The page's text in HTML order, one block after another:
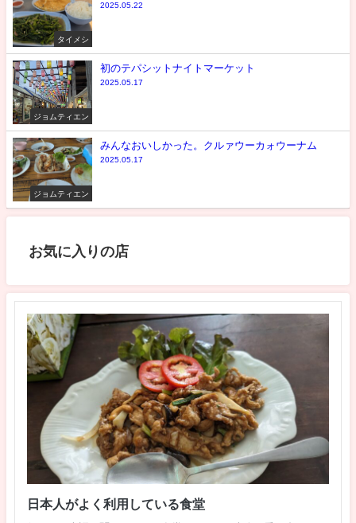
タイメシ
2025.05.22
ジョムティエン
初のテパシットナイトマーケット
2025.05.17
ジョムティエン
みんなおいしかった。クルァウーカォウーナム
2025.05.17
お気に入りの店